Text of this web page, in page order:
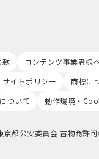
款 コンテンツ事業者様
サイトポリシー 商標に
ついて
動作環境・
京都公安委員会 古物商許